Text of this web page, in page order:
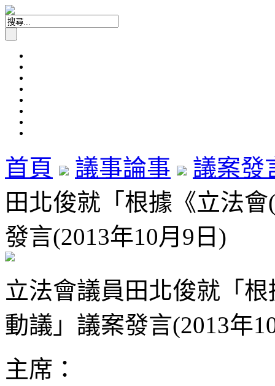
首頁 議事論事
議案發
田北俊就「根據《立法
發言(2013年10月9日)
立法會議員田北俊就「
動議」議案發言(2013年
主席：